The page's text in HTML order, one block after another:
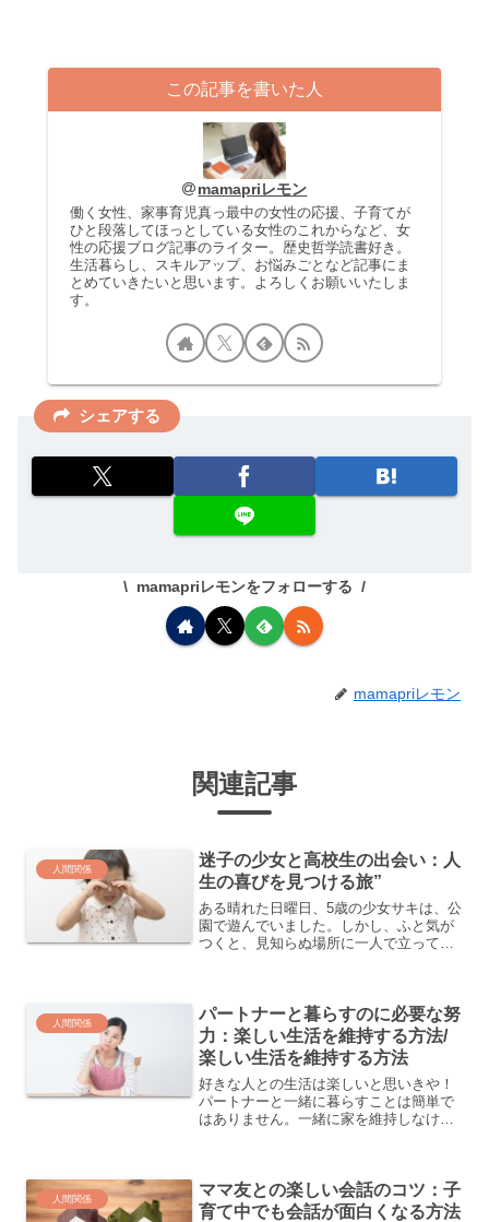
この記事を書いた人
mamapriレモン
働く女性、家事育児真っ最中の女性の応援、子育てが
ひと段落してほっとしている女性のこれからなど、女
性の応援ブログ記事のライター。歴史哲学読書好き。
生活暮らし、スキルアップ、お悩みごとなど記事にま
とめていきたいと思います。よろしくお願いいたしま
す。
シェアする
mamapriレモンをフォローする
mamapriレモン
関連記事
人間関係
迷子の少女と高校生の出会い：人
生の喜びを見つける旅”
ある晴れた日曜日、5歳の少女サキは、公
園で遊んでいました。しかし、ふと気が
つくと、見知らぬ場所に一人で立ってい
サキが困っているのを見...
人間関係
パートナーと暮らすのに必要な努
力：楽しい生活を維持する方法/
楽しい生活を維持する方法
好きな人との生活は楽しいと思いきや！
パートナーと一緒に暮らすことは簡単で
はありません。一緒に家を維持しなけれ
しかし、パートナーと暮ら...
人間関係
ママ友との楽しい会話のコツ：子
育て中でも会話が面白くなる方法